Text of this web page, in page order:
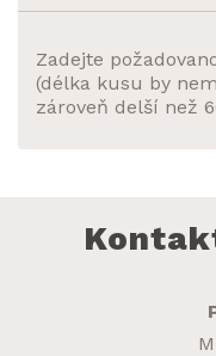
Zadejte
(délka kusu by
zároveň delší než